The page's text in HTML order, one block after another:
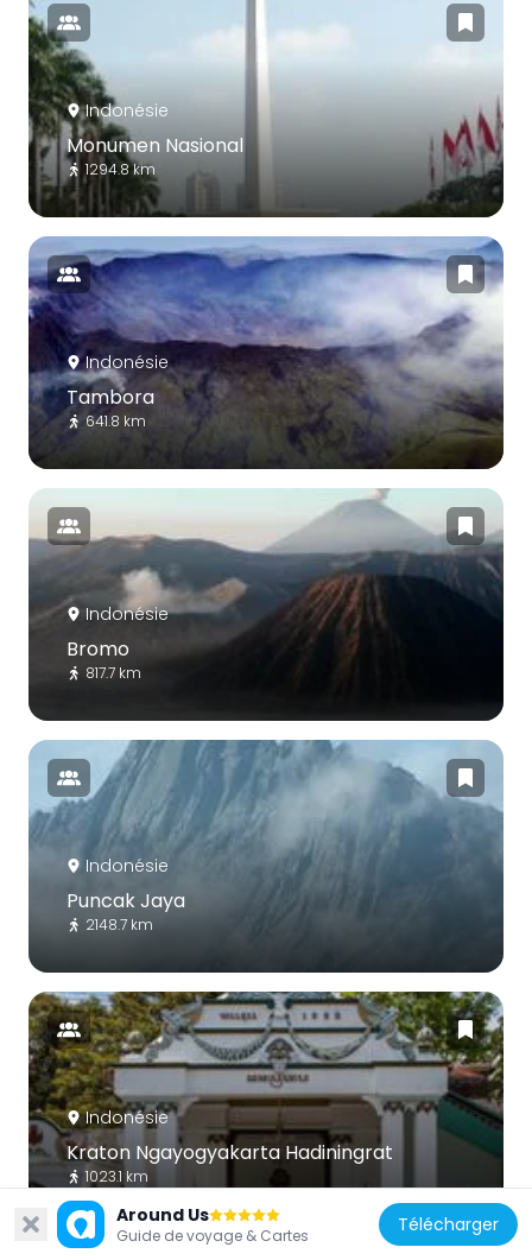
Indonésie
Monumen Nasional
1294.8 km
Indonésie
Tambora
641.8 km
Indonésie
Bromo
817.7 km
Indonésie
Puncak Jaya
2148.7 km
Indonésie
Kraton Ngayogyakarta Hadiningrat
1023.1 km
Around Us
Guide de voyage & Cartes Télécharger